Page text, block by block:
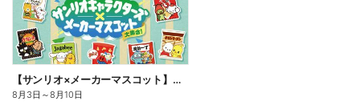
【サンリオ×メーカーマスコット】オリジナルグッズ貰える!
8月3日 ～8月10日